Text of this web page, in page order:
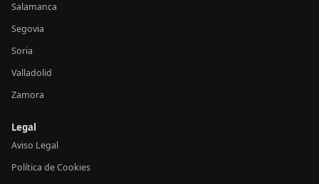
Salamanca
Segovia
Soria
Valladolid
Zamora
Legal
Aviso Legal
Política de Cookies